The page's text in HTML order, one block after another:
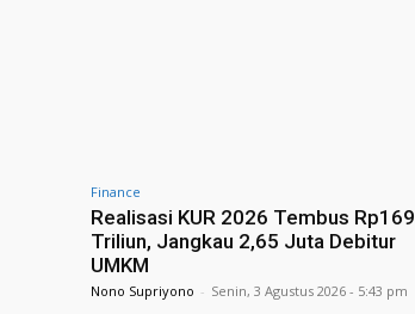
Finance
Realisasi KUR 2026 Tembus Rp169
Triliun, Jangkau 2,65 Juta Debitur
UMKM
Nono Supriyono - Senin, 3 Agustus 2026 - 5:43 pm